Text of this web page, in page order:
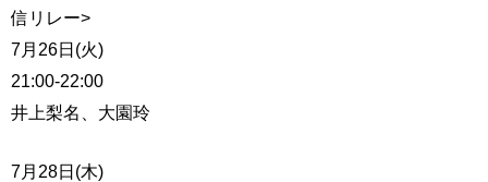
信リレー>
7月26日(火)
21:00-22:00
井上梨名、大園玲
7月28日(木)